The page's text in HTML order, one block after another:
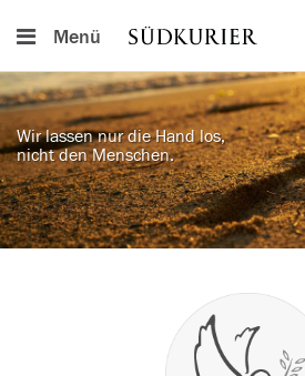
Menü
Wir lassen nur die Hand los,
nicht den Menschen.